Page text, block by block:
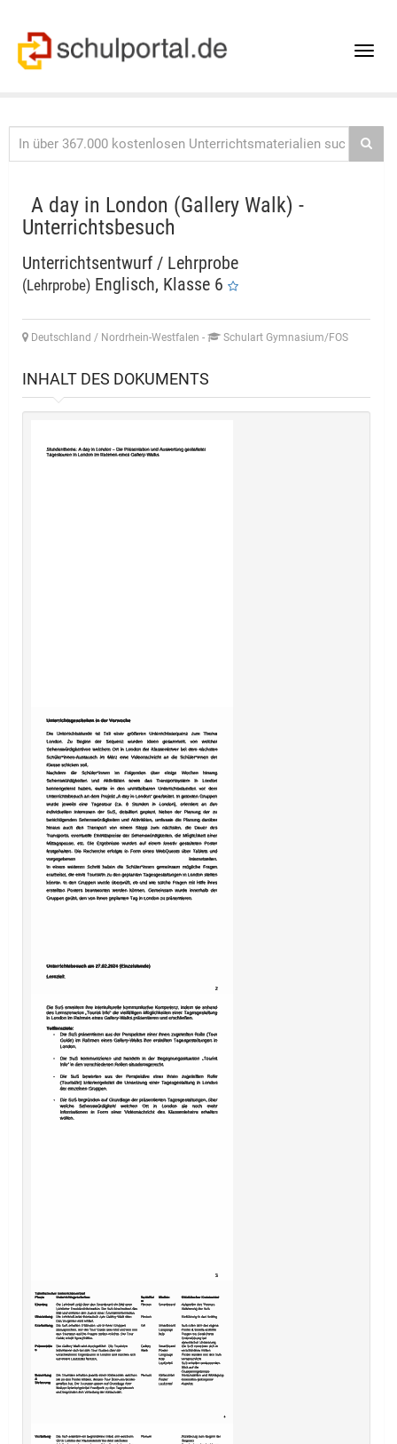
Toggle
A day in London (Gallery Walk) -
Unterrichtsbesuch
Unterrichtsentwurf / Lehrprobe
(Lehrprobe) Englisch, Klasse 6
Deutschland / Nordrhein-Westfalen - Schulart Gymnasium/FOS
INHALT DES DOKUMENTS